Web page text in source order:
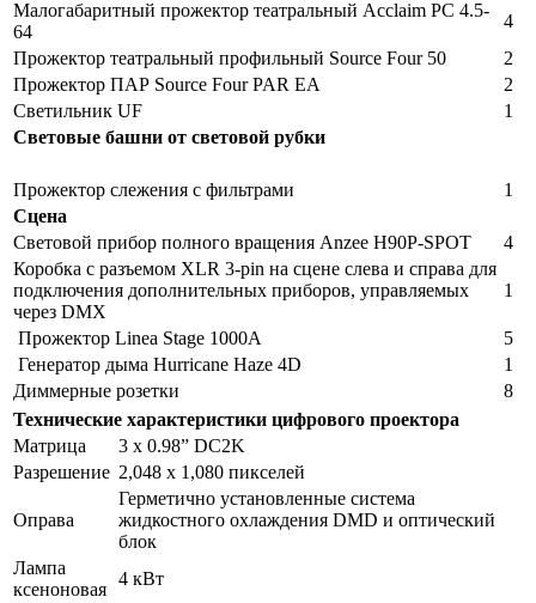
Малогабаритный прожектор театральный Acclaim PC 4.5-
64
4
Прожектор театральный профильный Source Four 50
2
Прожектор ПАР Source Four PAR EA
2
Светильник UF
1
Световые башни от световой рубки
Прожектор слежения с фильтрами
1
Сцена
Световой прибор полного вращения Anzee H90P-SPOT
4
Коробка с разъемом XLR 3-pin на сцене слева и справа для
подключения дополнительных приборов, управляемых
через DMX
1
Прожектор Linea Stage 1000A
5
Генератор дыма Hurricane Haze 4D
1
Диммерные розетки
8
Технические характеристики цифрового проектора
Матрица
3 x 0.98” DC2K
Разрешение 2,048 x 1,080 пикселей
Оправа
Герметично установленные система
жидкостного охлаждения DMD и оптический
блок
Лампа
ксеноновая
4 кВт